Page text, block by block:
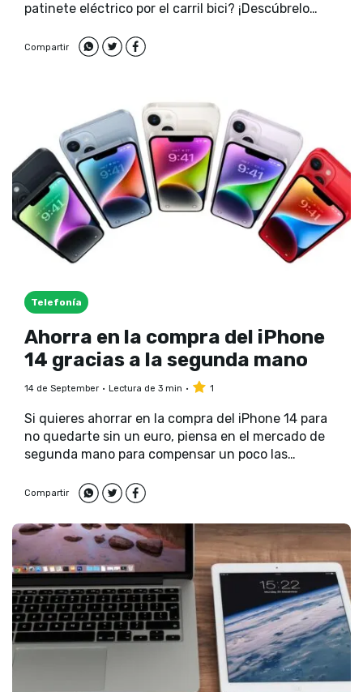
patinete eléctrico por el carril bici? ¡Descúbrelo
Compartir
Telefonía
Ahorra en la compra del iPhone
14 gracias a la segunda mano
14 de September Lectura de 3 min 1
Si quieres ahorrar en la compra del iPhone 14 para
no quedarte sin un euro, piensa en el mercado de
segunda mano para compensar un poco las
Compartir